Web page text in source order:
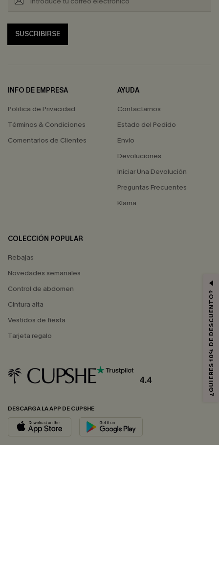
SUSCRIBIRSE
INFO DE EMPRESA
Política de Privacidad
Términos & Condiciones
Comentarios de Clientes
AYUDA
Contactarnos
Estado del Pedido
Envío
Devoluciones
Iniciar Una Devolución
Preguntas Frecuentes
Klarna
COLECCIÓN POPULAR
Rebajas
Novedades semanales
Control de abdomen
Cintura alta
Vestidos de fiesta
Tarjeta regalo
4.4
DESCARGA LA APP DE CUPSHE
¿QUIERES 10% DE DESCUENTO?